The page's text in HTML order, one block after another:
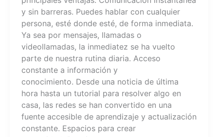
y sin barreras. Puedes hablar con cualquier
persona, esté donde esté, de forma inmediata.
Ya sea por mensajes, llamadas o
videollamadas, la inmediatez se ha vuelto
parte de nuestra rutina diaria. Acceso
constante a información y
conocimiento. Desde una noticia de última
hora hasta un tutorial para resolver algo en
casa, las redes se han convertido en una
fuente accesible de aprendizaje y actualización
constante. Espacios para crear